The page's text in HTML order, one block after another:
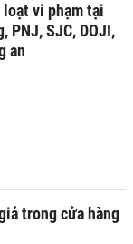
vi phạm tại
PNJ, SJC, DOJI,
an
trong cửa hàng